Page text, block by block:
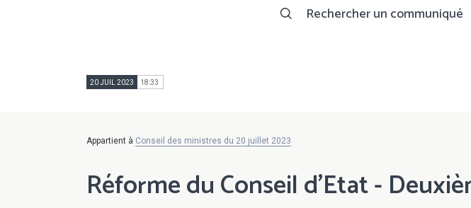
Rechercher un communiqué
20 JUIL 2023 18:33
Appartient à Conseil des ministres du 20 juillet 2023
Réforme du Conseil d'Etat -